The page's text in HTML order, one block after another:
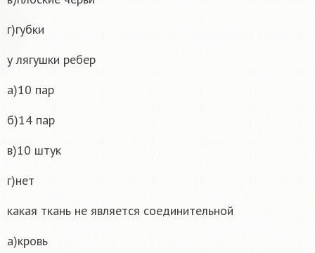
г)губки
у лягушки ребер
а)10 пар
б)14 пар
в)10 штук
г)нет
какая ткань не является соединительной
а)кровь